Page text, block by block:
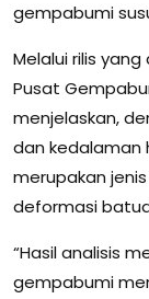
gempabumi
Melalui rilis
Pusat
menjelaskan,
dan kedalaman
merupakan
deformasi
“Hasil analisis
gempabumi